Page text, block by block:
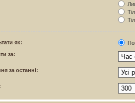
як:
за:
за останні: